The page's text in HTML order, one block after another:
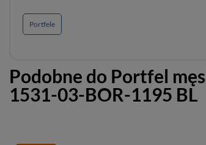
Portfele
Podobne do Portfel
1531-03-BOR-1195 BL